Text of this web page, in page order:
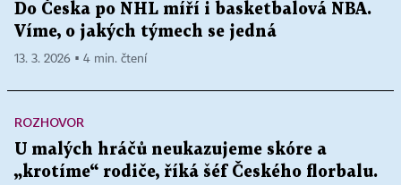
Do Česka po NHL míří i basketbalová NBA.
Víme, o jakých týmech se jedná
13. 3. 2026 ▪ 4 min. čtení
ROZHOVOR
U malých hráčů neukazujeme skóre a
„krotíme“ rodiče, říká šéf Českého florbalu.